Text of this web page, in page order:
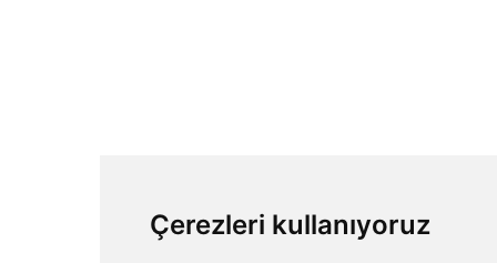
Çerezleri kullanıyoruz